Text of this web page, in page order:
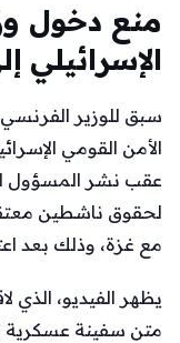
منع دخول
الإسرائيلي
سبق للوزير
الأمن القومي
عقب نشر المسؤول
لحقوق ناشطين
مع غزة، وذلك بعد
يظهر الفيديو، الذي
متن سفينة عسكرية